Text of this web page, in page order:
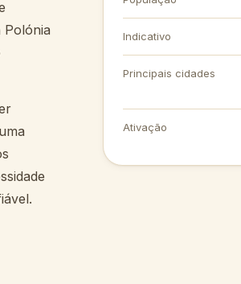
Polónia
Indicativo
Principais cidades
Ativação